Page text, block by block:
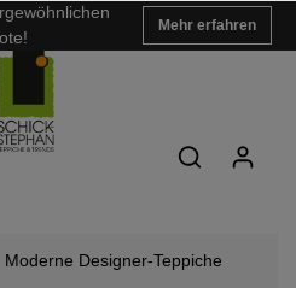
Mehr erfahren
Moderne Designer-Teppiche